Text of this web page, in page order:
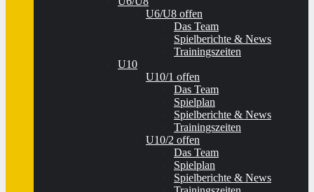
U6/U8 offen
Das Team
Spielberichte & News
Trainingszeiten
U10
U10/1 offen
Das Team
Spielplan
Spielberichte & News
Trainingszeiten
U10/2 offen
Das Team
Spielplan
Spielberichte & News